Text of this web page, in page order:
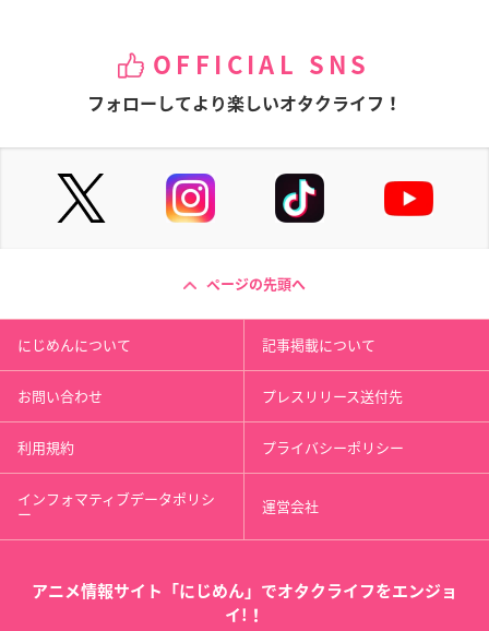
OFFICIAL SNS
フォローしてより楽しいオタクライフ！
ページの先頭へ
にじめんについて 記事掲載について
お問い合わせ プレスリリース送付先
利用規約 プライバシーポリシー
インフォマティブデータポリシ
ー 運営会社
アニメ情報サイト「にじめん」でオタクライフをエンジョ
イ!！